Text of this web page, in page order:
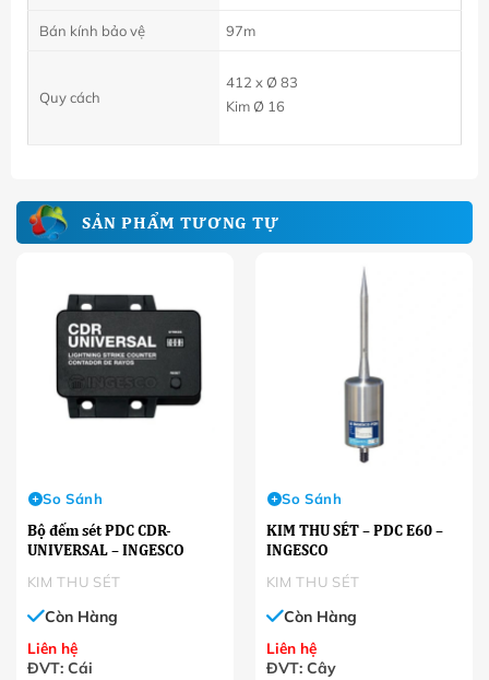
Bán kính bảo vệ 97m
Quy cách
412 x Ø 83
Kim Ø 16
SẢN PHẨM TƯƠNG TỰ
KIM THU SÉT
Bộ đếm sét PDC CDR-
UNIVERSAL – INGESCO
So Sánh
Còn Hàng
Liên hệ
ĐVT: Cái
KIM THU SÉT
KIM THU SÉT – PDC E60 –
INGESCO
So Sánh
Còn Hàng
Liên hệ
ĐVT: Cây